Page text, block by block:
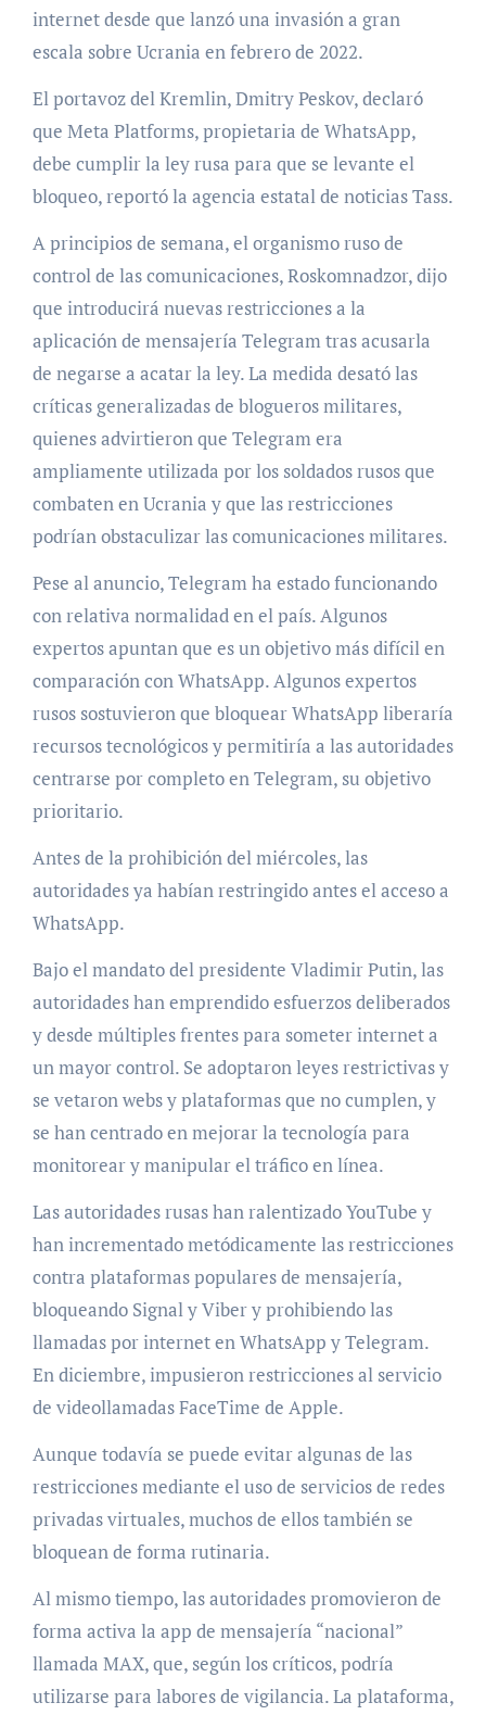
internet desde que lanzó una invasión a gran
escala sobre Ucrania en febrero de 2022.
El portavoz del Kremlin, Dmitry Peskov, declaró
que Meta Platforms, propietaria de WhatsApp,
debe cumplir la ley rusa para que se levante el
bloqueo, reportó la agencia estatal de noticias Tass.
A principios de semana, el organismo ruso de
control de las comunicaciones, Roskomnadzor, dijo
que introducirá nuevas restricciones a la
aplicación de mensajería Telegram tras acusarla
de negarse a acatar la ley. La medida desató las
críticas generalizadas de blogueros militares,
quienes advirtieron que Telegram era
ampliamente utilizada por los soldados rusos que
combaten en Ucrania y que las restricciones
podrían obstaculizar las comunicaciones militares.
Pese al anuncio, Telegram ha estado funcionando
con relativa normalidad en el país. Algunos
expertos apuntan que es un objetivo más difícil en
comparación con WhatsApp. Algunos expertos
rusos sostuvieron que bloquear WhatsApp liberaría
recursos tecnológicos y permitiría a las autoridades
centrarse por completo en Telegram, su objetivo
prioritario.
Antes de la prohibición del miércoles, las
autoridades ya habían restringido antes el acceso a
WhatsApp.
Bajo el mandato del presidente Vladimir Putin, las
autoridades han emprendido esfuerzos deliberados
y desde múltiples frentes para someter internet a
un mayor control. Se adoptaron leyes restrictivas y
se vetaron webs y plataformas que no cumplen, y
se han centrado en mejorar la tecnología para
monitorear y manipular el tráfico en línea.
Las autoridades rusas han ralentizado YouTube y
han incrementado metódicamente las restricciones
contra plataformas populares de mensajería,
bloqueando Signal y Viber y prohibiendo las
llamadas por internet en WhatsApp y Telegram.
En diciembre, impusieron restricciones al servicio
de videollamadas FaceTime de Apple.
Aunque todavía se puede evitar algunas de las
restricciones mediante el uso de servicios de redes
privadas virtuales, muchos de ellos también se
bloquean de forma rutinaria.
Al mismo tiempo, las autoridades promovieron de
forma activa la app de mensajería “nacional”
llamada MAX, que, según los críticos, podría
utilizarse para labores de vigilancia. La plataforma,